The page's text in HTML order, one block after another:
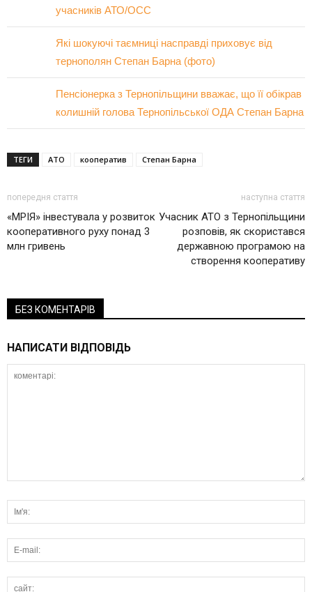
учасників АТО/ОСС
Які шокуючі таємниці насправді приховує від
тернополян Степан Барна (фото)
Пенсіонерка з Тернопільщини вважає, що її обікрав
колишній голова Тернопільської ОДА Степан Барна
ТЕГИ АТО кооператив Степан Барна
попередня стаття
«МРІЯ» інвестувала у розвиток
кооперативного руху понад 3
млн гривень
наступна стаття
Учасник АТО з Тернопільщини
розповів, як скористався
державною програмою на
створення кооперативу
БЕЗ КОМЕНТАРІВ
НАПИСАТИ ВІДПОВІДЬ